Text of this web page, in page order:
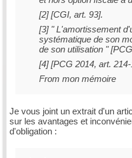
[2] [CGI, art. 93].
[3] " L'amortissement
systématique de son
de son utilisation "
[4] [PCG 2014, art.
From mon mémoire
Je vous joint un extrait d'un
sur les avantages et
d'obligation :